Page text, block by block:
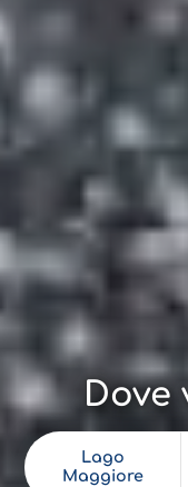
Lago
Maggiore